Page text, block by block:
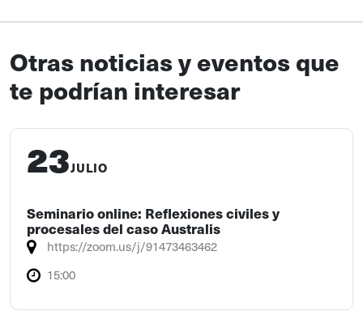
Otras noticias y eventos que
te podrían interesar
23JULIO
Seminario online: Reflexiones civiles y
procesales del caso Australis
https://zoom.us/j/91473463462
15:00